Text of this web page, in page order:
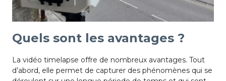
Quels sont les avantages ?
La vidéo timelapse offre de nombreux avantages. Tout
d’abord, elle permet de capturer des phénomènes qui se